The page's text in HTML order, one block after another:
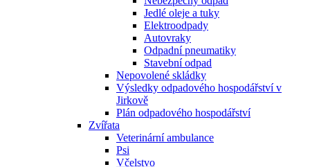
Jedlé oleje a tuky
Elektroodpady
Autovraky
Odpadní pneumatiky
Stavební odpad
Nepovolené skládky
Výsledky odpadového hospodářství v
Jirkově
Plán odpadového hospodářství
Zvířata
Veterinární ambulance
Psi
Včelstvo